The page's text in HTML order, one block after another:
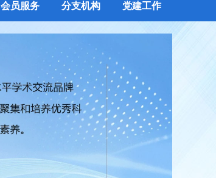
会员服务 分支机构 党建工作